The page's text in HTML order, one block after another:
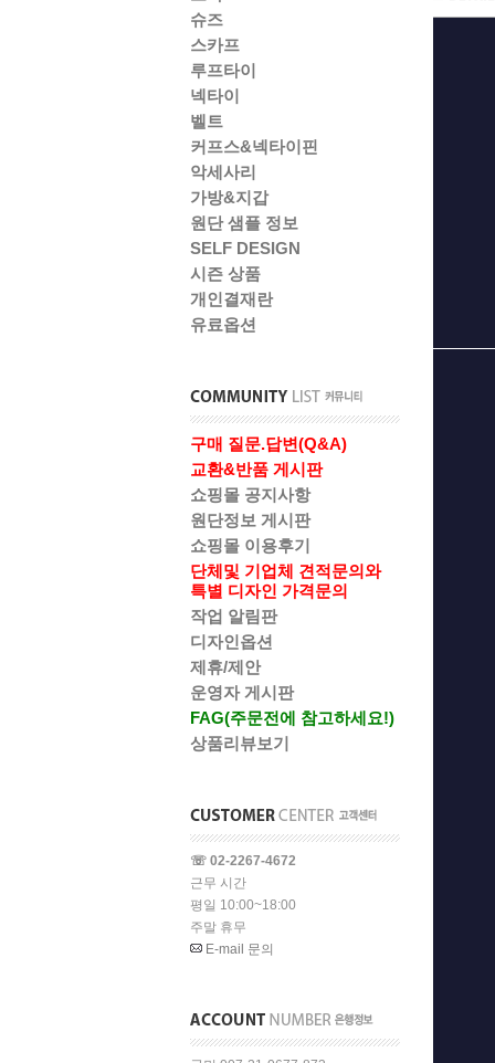
슈즈
스카프
루프타이
넥타이
벨트
커프스&넥타이핀
악세사리
가방&지갑
원단 샘플 정보
SELF DESIGN
시즌 상품
개인결재란
유료옵션
구매 질문.답변(Q&A)
교환&반품 게시판
쇼핑몰 공지사항
원단정보 게시판
쇼핑몰 이용후기
단체및 기업체 견적문의와
특별 디자인 가격문의
작업 알림판
디자인옵션
제휴/제안
운영자 게시판
FAG(주문전에 참고하세요!)
상품리뷰보기
☏ 02-2267-4672
근무 시간
평일 10:00~18:00
주말 휴무
E-mail 문의